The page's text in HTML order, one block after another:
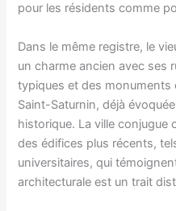
pour les résidents comme
Dans le même registre, le
un charme ancien avec ses
typiques et des monuments
Saint-Saturnin, déjà
historique. La ville conjugue
des édifices plus récents,
universitaires, qui
architecturale est un trait